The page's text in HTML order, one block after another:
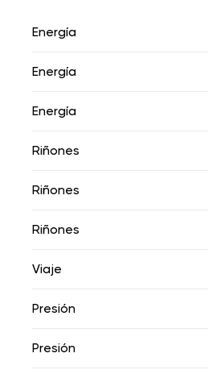
Energía
Energía
Energía
Riñones
Riñones
Riñones
Viaje
Presión
Presión